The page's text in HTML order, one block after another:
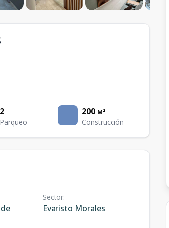
2
Parqueo
200 M²
Construcción
Sector:
Evaristo Morales